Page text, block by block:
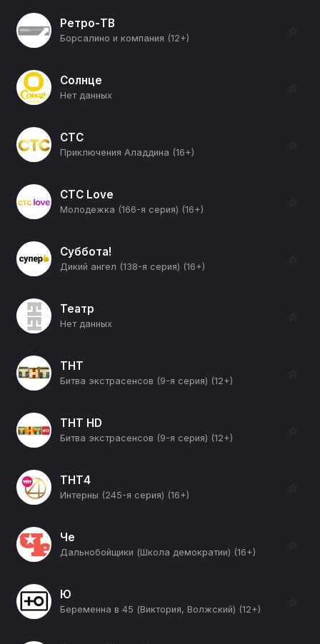
Ретро-ТВ
Борсалино и компания (12+)
☆
Солнце
Нет данных
☆
СТС
Приключения Аладдина (16+)
☆
СТС Love
Молодежка (166-я серия) (16+)
☆
Суббота!
Дикий ангел (138-я серия) (16+)
☆
Театр
Нет данных
☆
ТНТ
Битва экстрасенсов (9-я серия) (12+)
☆
ТНТ HD
Битва экстрасенсов (9-я серия) (12+)
☆
ТНТ4
Интерны (245-я серия) (16+)
☆
Че
Дальнобойщики (Школа демократии) (16+)
☆
Ю
Беременна в 45 (Виктория, Волжский) (12+)
☆